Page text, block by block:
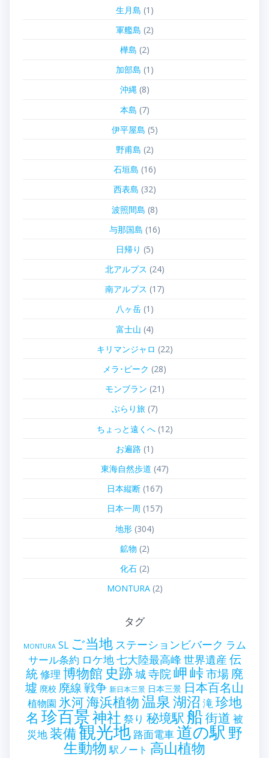
生月島 (1)
軍艦島 (2)
樺島 (2)
加部島 (1)
沖縄(8)
本島 (7)
伊平屋島 (5)
野甫島 (2)
石垣島 (16)
西表島 (32)
波照間島 (8)
与那国島 (16)
日帰り (5)
北アルプス (24)
南アルプス (17)
八ヶ岳(1)
富士山 (4)
キリマンジャロ (22)
メラ･ピーク (28)
モンブラン (21)
ぶらり旅(7)
ちょっと遠くへ(12)
お遍路 (1)
東海自然歩道 (47)
日本縦断(167)
日本一周 (157)
地形(304)
鉱物 (2)
化石(2)
MONTURA(2)
タグ
MONTURA SL ご当地 ステーションビバーク ラム
サール条約 ロケ地七大陸最高峰 世界遺産 伝
統修理 博物館 史跡城寺院岬峠市場 廃
墟 廃校 廃線戦争 新日本三景 日本三景 日本百名山
植物園 氷河海浜植物温泉湖沼 滝 珍地
名 珍百景神社 祭り 秘境駅 船街道 被
災地 装備観光地 路面電車道の駅 野
生動物 駅ノート 高山植物